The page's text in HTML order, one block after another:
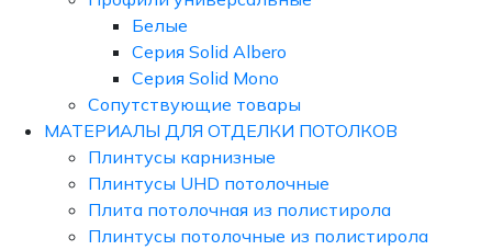
Белые
Серия Solid Albero
Серия Solid Mono
Сопутствующие товары
МАТЕРИАЛЫ ДЛЯ ОТДЕЛКИ ПОТОЛКОВ
Плинтусы карнизные
Плинтусы UHD потолочные
Плита потолочная из полистирола
Плинтусы потолочные из полистирола